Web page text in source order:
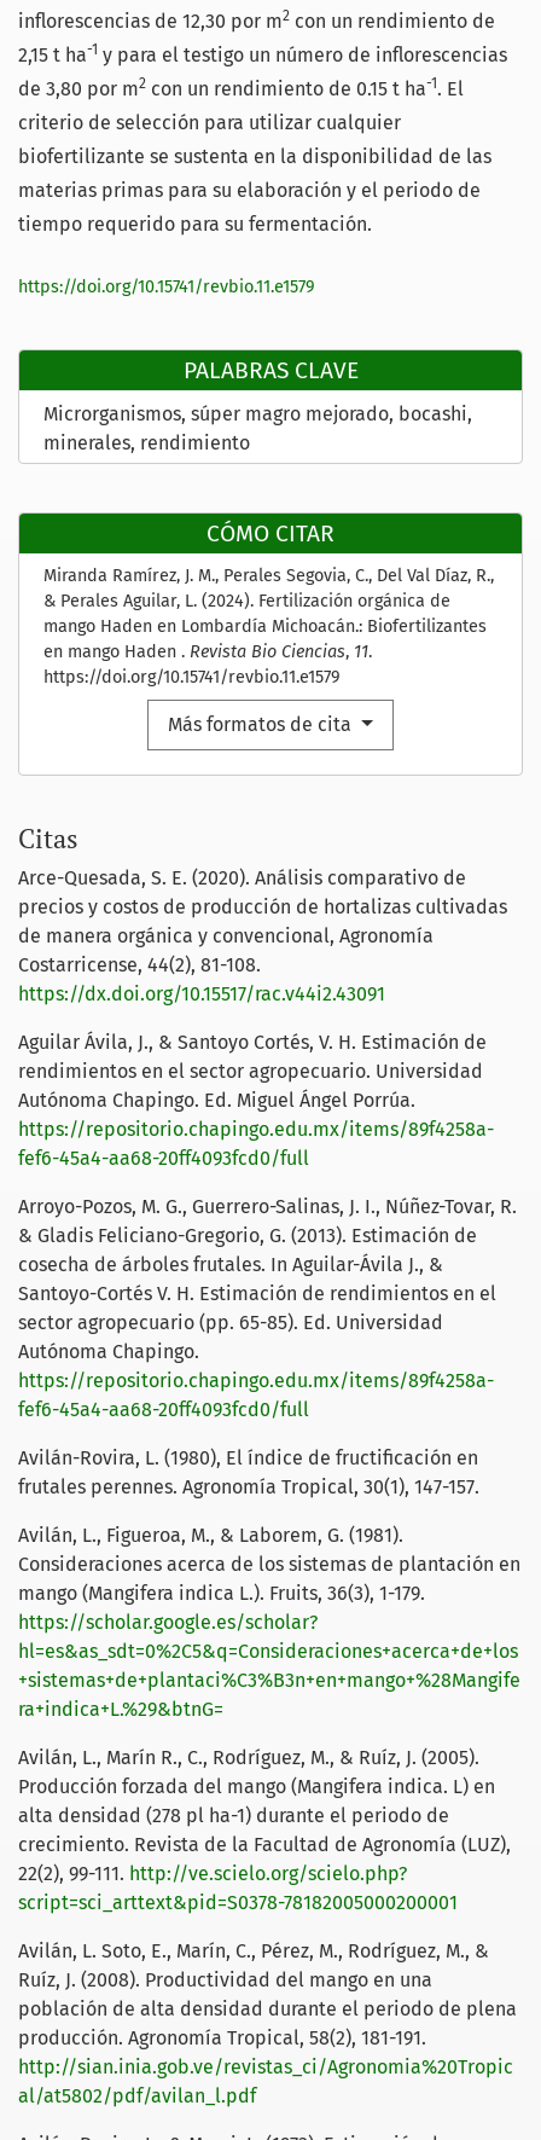
PALABRAS CLAVE
Microrganismos súper magro mejorado bocashi
minerales rendimiento
CÓMO CITAR
Miranda Ramírez, J. M., Perales Segovia, C., Del Val Díaz, R.,
& Perales Aguilar, L. (2024). Fertilización orgánica de
mango Haden en Lombardía Michoacán.: Biofertilizantes
en mango Haden . Revista Bio Ciencias, 11.
https://doi.org/10.15741/revbio.11.e1579
Más formatos de cita
inflorescencias de 12,30 por m2 con un rendimiento de
2,15 t ha-1 y para el testigo un número de inflorescencias
de 3,80 por m2 con un rendimiento de 0.15 t ha-1. El
criterio de selección para utilizar cualquier
biofertilizante se sustenta en la disponibilidad de las
materias primas para su elaboración y el periodo de
tiempo requerido para su fermentación.
https://doi.org/10.15741/revbio.11.e1579
Citas
Arce-Quesada, S. E. (2020). Análisis comparativo de
precios y costos de producción de hortalizas cultivadas
de manera orgánica y convencional, Agronomía
Costarricense, 44(2), 81-108.
https://dx.doi.org/10.15517/rac.v44i2.43091
Aguilar Ávila, J., & Santoyo Cortés, V. H. Estimación de
rendimientos en el sector agropecuario. Universidad
Autónoma Chapingo. Ed. Miguel Ángel Porrúa.
https://repositorio.chapingo.edu.mx/items/89f4258a-
fef6-45a4-aa68-20ff4093fcd0/full
Arroyo-Pozos, M. G., Guerrero-Salinas, J. I., Núñez-Tovar, R.
& Gladis Feliciano-Gregorio, G. (2013). Estimación de
cosecha de árboles frutales. In Aguilar-Ávila J., &
Santoyo-Cortés V. H. Estimación de rendimientos en el
sector agropecuario (pp. 65-85). Ed. Universidad
Autónoma Chapingo.
https://repositorio.chapingo.edu.mx/items/89f4258a-
fef6-45a4-aa68-20ff4093fcd0/full
Avilán-Rovira, L. (1980), El índice de fructificación en
frutales perennes. Agronomía Tropical, 30(1), 147-157.
Avilán, L., Figueroa, M., & Laborem, G. (1981).
Consideraciones acerca de los sistemas de plantación en
mango (Mangifera indica L.). Fruits, 36(3), 1-179.
https://scholar.google.es/scholar?
hl=es&as_sdt=0%2C5&q=Consideraciones+acerca+de+los
+sistemas+de+plantaci%C3%B3n+en+mango+%28Mangife
ra+indica+L.%29&btnG=
Avilán, L., Marín R., C., Rodríguez, M., & Ruíz, J. (2005).
Producción forzada del mango (Mangifera indica. L) en
alta densidad (278 pl ha-1) durante el periodo de
crecimiento. Revista de la Facultad de Agronomía (LUZ),
22(2), 99-111. http://ve.scielo.org/scielo.php?
script=sci_arttext&pid=S0378-78182005000200001
Avilán, L. Soto, E., Marín, C., Pérez, M., Rodríguez, M., &
Ruíz, J. (2008). Productividad del mango en una
población de alta densidad durante el periodo de plena
producción. Agronomía Tropical, 58(2), 181-191.
http://sian.inia.gob.ve/revistas_ci/Agronomia%20Tropic
al/at5802/pdf/avilan_l.pdf